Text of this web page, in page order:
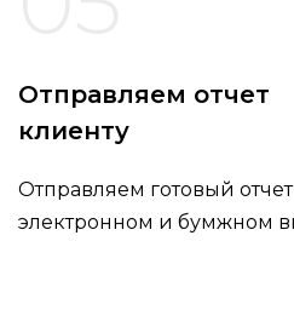
Отправляем отчет
клиенту
Отправляем готовый
электронном и бумжном